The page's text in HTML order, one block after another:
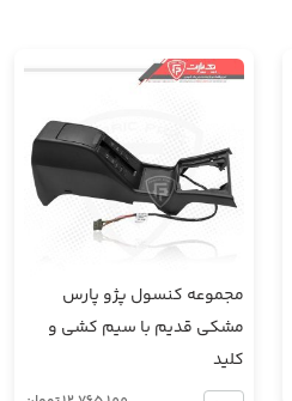
مجموعه کنسول پژو پارس
مشکی قدیم با سیم کشی و
کلید